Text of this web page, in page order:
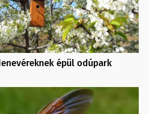
épül odúpark